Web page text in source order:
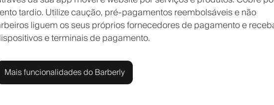
tardio. Utilize caução, pré-pagamentos reembolsáveis e não
liguem os seus próprios fornecedores de pagamento e
e terminais de pagamento.
Mais funcionalidades do Barberly